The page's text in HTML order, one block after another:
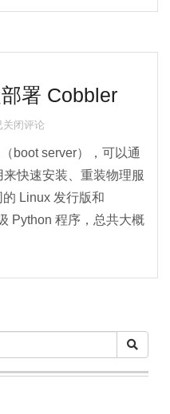
署 Cobbler
6.5上安装部署 Cobbler
关闭评论
boot server），可以通
快速安装、重装物理服
Linux 发行版和
Python 程序，总共大概